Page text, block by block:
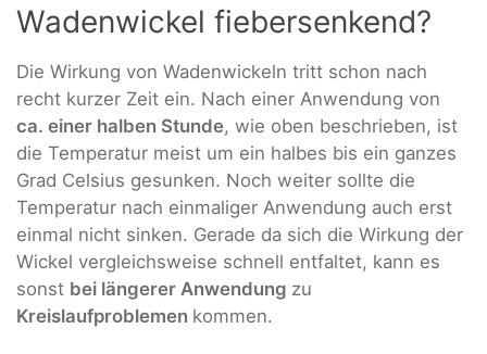
Wadenwickel fiebersenkend?
Die Wirkung von Wadenwickeln tritt schon nach
recht kurzer Zeit ein. Nach einer Anwendung von
ca. einer halben Stunde, wie oben beschrieben, ist
die Temperatur meist um ein halbes bis ein ganzes
Grad Celsius gesunken. Noch weiter sollte die
Temperatur nach einmaliger Anwendung auch erst
einmal nicht sinken. Gerade da sich die Wirkung der
Wickel vergleichsweise schnell entfaltet, kann es
sonst bei längerer Anwendung zu
Kreislaufproblemen kommen.